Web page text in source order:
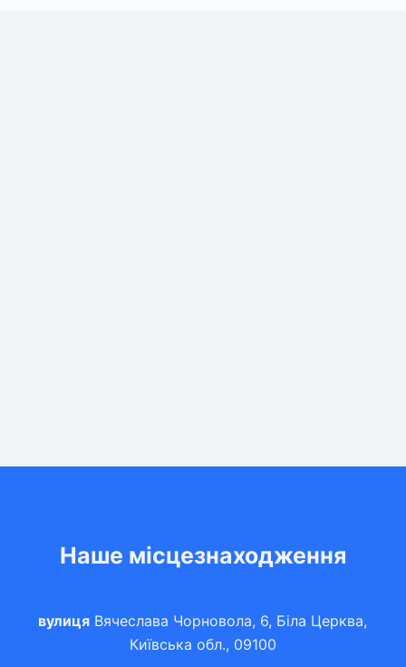
Наше місцезнаходження
вулиця Вячеслава Чорновола, 6, Біла Церква,
Київська обл., 09100